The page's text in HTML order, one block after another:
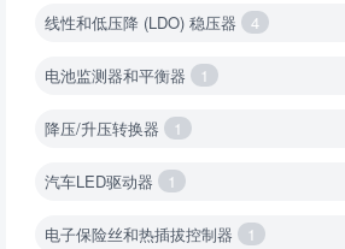
线性和低压降 (LDO) 稳压器 4
电池监测器和平衡器 1
降压/升压转换器 1
汽车LED驱动器 1
电子保险丝和热插拔控制器 1